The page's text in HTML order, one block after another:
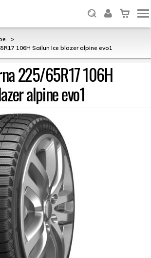
>
106H Sailun Ice blazer alpine evo1
225/65R17 106H
alpine evo1